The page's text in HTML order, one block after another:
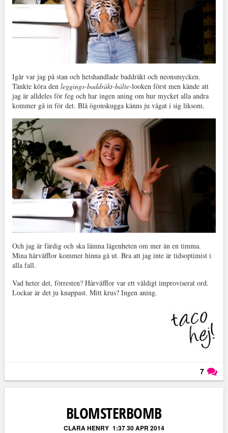
Igår var jag på stan och hetshandlade baddräkt och neonsmycken.
Tänkte köra den leggings-baddräkt-bälte-looken först men kände att
jag är alldeles för feg och har ingen aning om hur mycket alla andra
kommer gå in för det. Blå ögonskugga känns ju vågat i sig liksom.
Och jag är färdig och ska lämna lägenheten om mer än en timma.
Mina hårvåfflor kommer hinna gå ut. Bra att jag inte är tidsoptimist i
alla fall.
Vad heter det, förresten? Hårvåfflor var ett väldigt improviserat ord.
Lockar är det ju knappast. Mitt krus? Ingen aning.
7
BLOMSTERBOMB
CLARA HENRY 1:37 30 APR 2014